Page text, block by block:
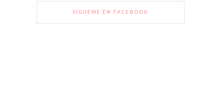
SÍGUEME EN FACEBOOK